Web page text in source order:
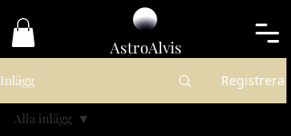
AstroAlvis
Inlägg Registrera
Alla inlägg